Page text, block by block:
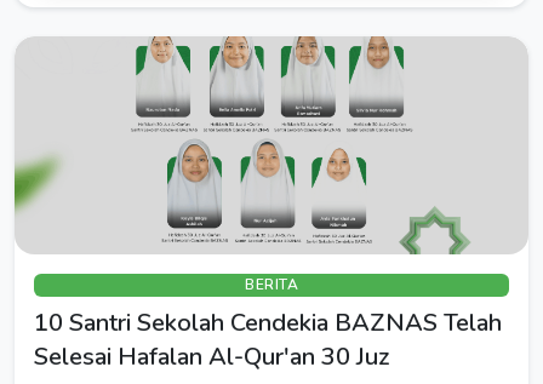
BERITA
10 Santri Sekolah Cendekia BAZNAS Telah
Selesai Hafalan Al-Qur'an 30 Juz